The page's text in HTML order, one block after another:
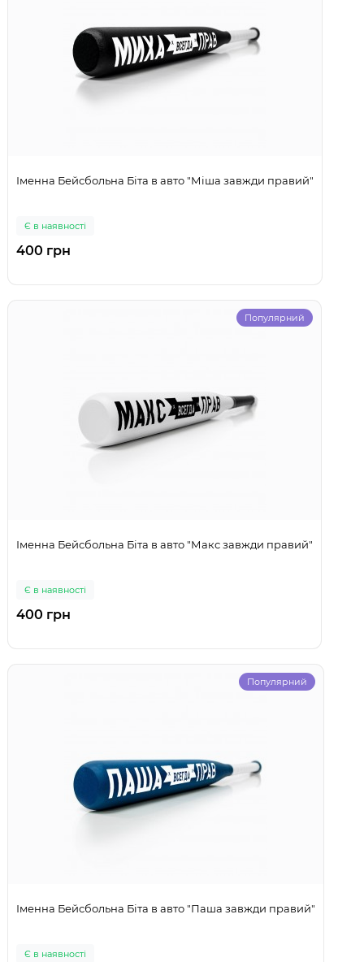
Іменна Бейсбольна Біта в авто "Міша завжди правий"
Є в наявності
400 грн
Популярний
Іменна Бейсбольна Біта в авто "Макс завжди правий"
Є в наявності
400 грн
Популярний
Іменна Бейсбольна Біта в авто "Паша завжди правий"
Є в наявності